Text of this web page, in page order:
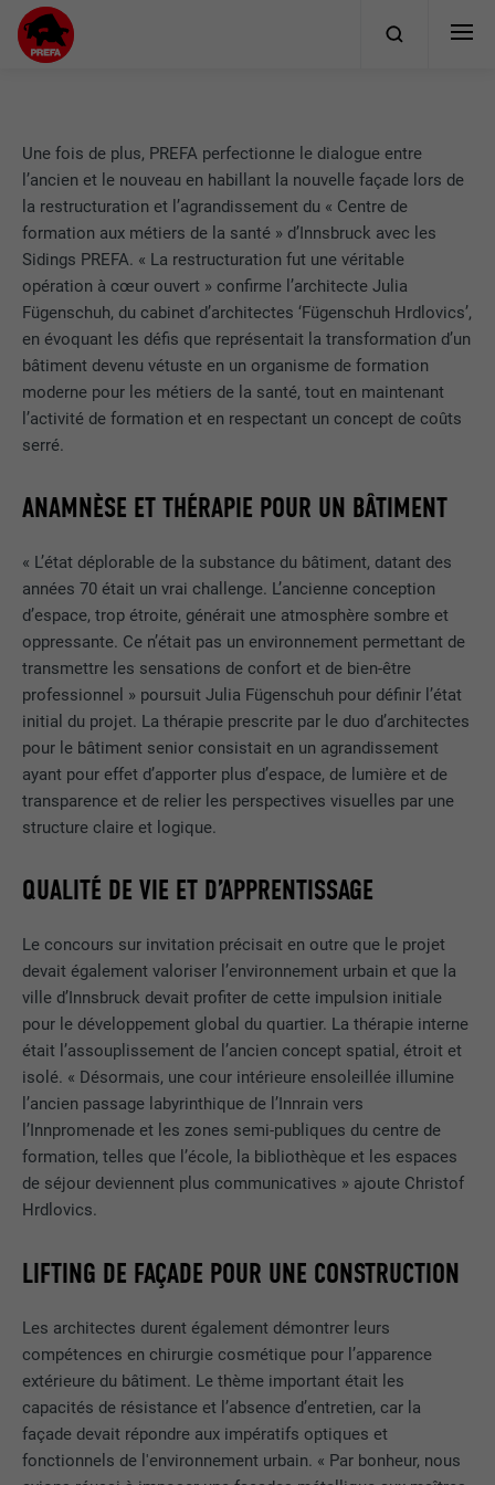
Une fois de plus, PREFA perfectionne le dialogue entre
l’ancien et le nouveau en habillant la nouvelle façade lors de
la restructuration et l’agrandissement du « Centre de
formation aux métiers de la santé » d’Innsbruck avec les
Sidings PREFA. « La restructuration fut une véritable
opération à cœur ouvert » confirme l’architecte Julia
Fügenschuh, du cabinet d’architectes ‘Fügenschuh Hrdlovics’,
en évoquant les défis que représentait la transformation d’un
bâtiment devenu vétuste en un organisme de formation
moderne pour les métiers de la santé, tout en maintenant
l’activité de formation et en respectant un concept de coûts
serré.
ANAMNÈSE ET THÉRAPIE POUR UN BÂTIMENT
« L’état déplorable de la substance du bâtiment, datant des
années 70 était un vrai challenge. L’ancienne conception
d’espace, trop étroite, générait une atmosphère sombre et
oppressante. Ce n’était pas un environnement permettant de
transmettre les sensations de confort et de bien-être
professionnel » poursuit Julia Fügenschuh pour définir l’état
initial du projet. La thérapie prescrite par le duo d’architectes
pour le bâtiment senior consistait en un agrandissement
ayant pour effet d’apporter plus d’espace, de lumière et de
transparence et de relier les perspectives visuelles par une
structure claire et logique.
QUALITÉ DE VIE ET D’APPRENTISSAGE
Le concours sur invitation précisait en outre que le projet
devait également valoriser l’environnement urbain et que la
ville d’Innsbruck devait profiter de cette impulsion initiale
pour le développement global du quartier. La thérapie interne
était l’assouplissement de l’ancien concept spatial, étroit et
isolé. « Désormais, une cour intérieure ensoleillée illumine
l’ancien passage labyrinthique de l’Innrain vers
l’Innpromenade et les zones semi-publiques du centre de
formation, telles que l’école, la bibliothèque et les espaces
de séjour deviennent plus communicatives » ajoute Christof
Hrdlovics.
LIFTING DE FAÇADE POUR UNE CONSTRUCTION
Les architectes durent également démontrer leurs
compétences en chirurgie cosmétique pour l’apparence
extérieure du bâtiment. Le thème important était les
capacités de résistance et l’absence d’entretien, car la
façade devait répondre aux impératifs optiques et
fonctionnels de l'environnement urbain. « Par bonheur, nous